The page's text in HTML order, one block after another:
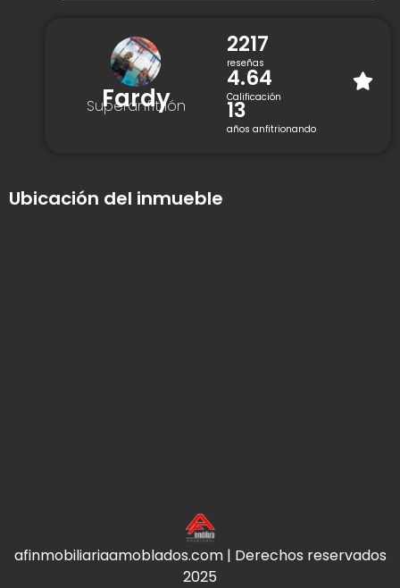
Fardy
Superanfitrión
2217
reseñas
4.64
Calificación
13
años anfitrionando
Ubicación del inmueble
afinmobiliariaamoblados.com | Derechos reservados
2025